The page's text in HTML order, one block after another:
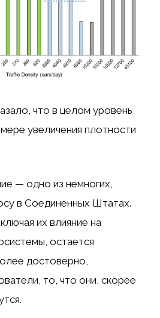
что в целом уровень
увеличения плотности
— одно из немногих,
в Соединенных Штатах.
их влияние на
остается
достоверно,
то, что они, скорее